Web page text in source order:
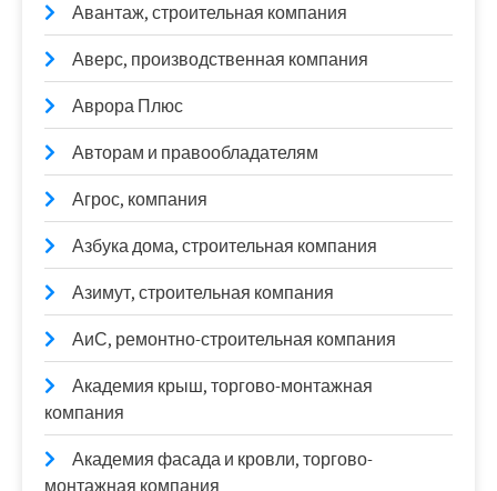
Авантаж, строительная компания
Аверс, производственная компания
Аврора Плюс
Авторам и правообладателям
Агрос, компания
Азбука дома, строительная компания
Азимут, строительная компания
АиС, ремонтно-строительная компания
Академия крыш, торгово-монтажная
компания
Академия фасада и кровли, торгово-
монтажная компания